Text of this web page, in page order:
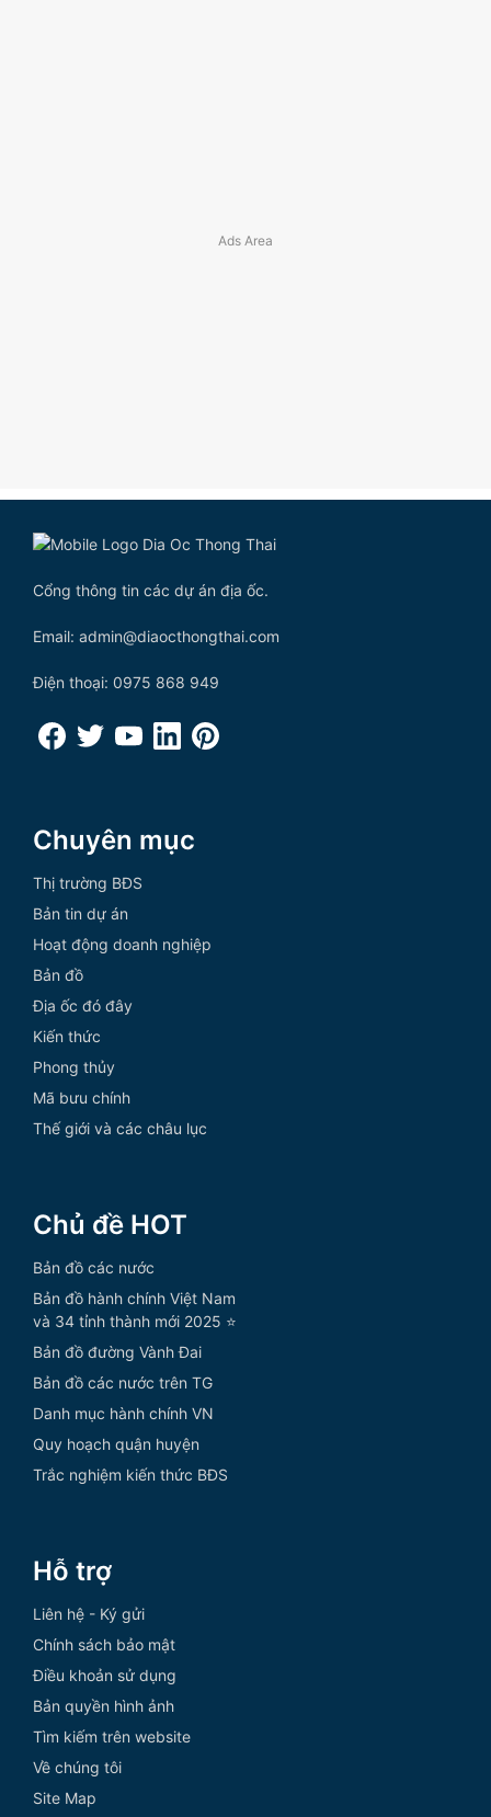
Cổng thông tin các dự án địa ốc.
Email: admin@diaocthongthai.com
Điện thoại: 0975 868 949
Chuyên mục
Thị trường BĐS
Bản tin dự án
Hoạt động doanh nghiệp
Bản đồ
Địa ốc đó đây
Kiến thức
Phong thủy
Mã bưu chính
Thế giới và các châu lục
Chủ đề HOT
Bản đồ các nước
Bản đồ hành chính Việt Nam
và 34 tỉnh thành mới 2025 ⭐
Bản đồ đường Vành Đai
Bản đồ các nước trên TG
Danh mục hành chính VN
Quy hoạch quận huyện
Trắc nghiệm kiến thức BĐS
Hỗ trợ
Liên hệ - Ký gửi
Chính sách bảo mật
Điều khoản sử dụng
Bản quyền hình ảnh
Tìm kiếm trên website
Về chúng tôi
Site Map